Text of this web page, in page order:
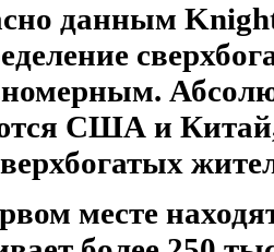
данным
США и Китай,
месте